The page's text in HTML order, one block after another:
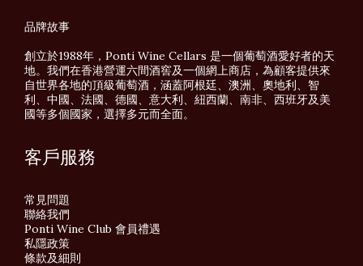
品牌故事
創立於1988年，Ponti Wine Cellars 是一個葡萄酒愛好者的天
地。我們在香港營運六間酒窖及一個網上商店，為顧客提供來
自世界各地的頂級葡萄酒，涵蓋阿根廷、澳洲、奧地利、智
利、中國、法國、德國、意大利、紐西蘭、南非、西班牙及美
國等多個國家，選擇多元而全面。
客戶服務
常見問題
聯絡我們
Ponti Wine Club 會員禮遇
私隱政策
條款及細則